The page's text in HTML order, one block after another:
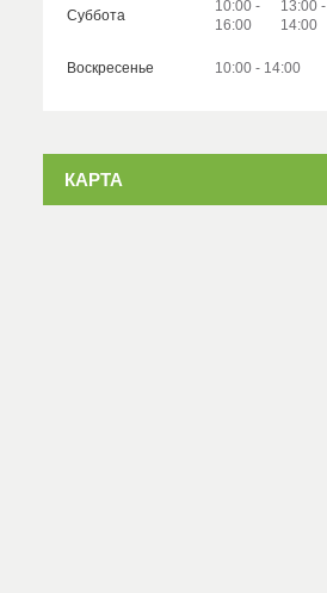
Суббота
10:00
16:00
13:00
14:00
Воскресенье 10:00 14:00
КАРТА